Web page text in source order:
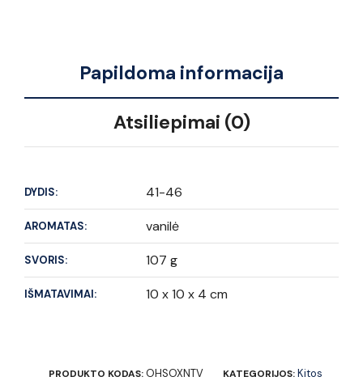
Papildoma informacija
Atsiliepimai (0)
DYDIS: 41-46
AROMATAS: vanilė
SVORIS: 107 g
IŠMATAVIMAI: 10 x 10 x 4 cm
PRODUKTO KODAS:OHSOXNTV KATEGORIJOS:Kitos